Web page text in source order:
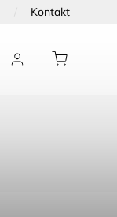
Kontakt
FOTOOBRAZY